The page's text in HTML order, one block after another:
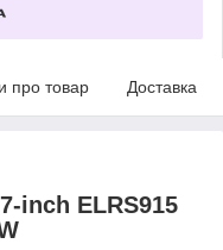
про товар Доставка
inch ELRS915